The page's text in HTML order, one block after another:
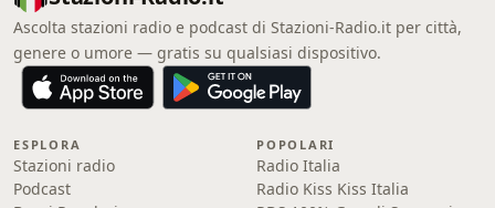
Ascolta stazioni radio e podcast di Stazioni-Radio.it per città,
genere o umore — gratis su qualsiasi dispositivo.
ESPLORA
Stazioni radio
Podcast
POPOLARI
Radio Italia
Radio Kiss Kiss Italia